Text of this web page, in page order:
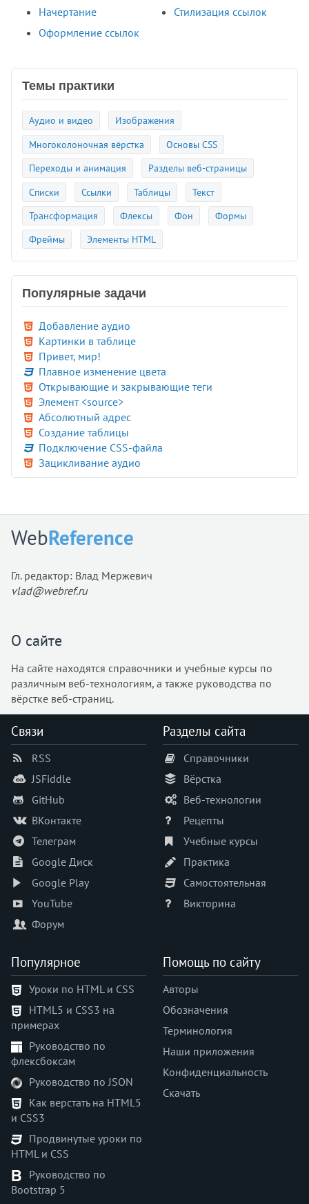
Начертание
Оформление ссылок
Стилизация ссылок
Темы практики
Аудио и видео
Изображения
Многоколоночная вёрстка
Основы CSS
Переходы и анимация
Разделы веб-страницы
Списки
Ссылки Таблицы
Текст
Трансформация
Флексы Фон
Формы
Фреймы
Элементы HTML
Популярные задачи
Добавление аудио
Картинки в таблице
Привет, мир!
Плавное изменение цвета
Открывающие и закрывающие теги
Элемент <source>
Абсолютный адрес
Создание таблицы
Подключение CSS-файла
Зацикливание аудио
WebReference
Гл. редактор: Влад Мержевич
vlad@webref.ru
О сайте
На сайте находятся справочники и учебные курсы по
различным веб-технологиям, а также руководства по
вёрстке веб-страниц.
Связи
RSS
JSFiddle
GitHub
ВКонтакте
Телеграм
Google Диск
Google Play
YouTube
Форум
Разделы сайта
Справочники
Вёрстка
Веб-технологии
Рецепты
Учебные курсы
Практика
Самостоятельная
Викторина
Популярное
Уроки по HTML и CSS
HTML5 и CSS3 на
примерах
Руководство по
флексбоксам
Руководство по JSON
Как верстать на HTML5
и CSS3
Продвинутые уроки по
HTML и CSS
Руководство по
Bootstrap 5
Помощь по сайту
Авторы
Обозначения
Терминология
Наши приложения
Конфиденциальность
Скачать